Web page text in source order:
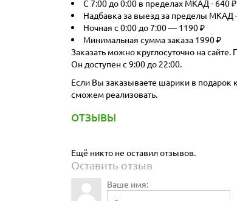
С 7:00 до 0:00 в пределах МКАД - 640 ₽
Надбавка за выезд за пределы МКАД
Ночная с 0:00 до 7:00 — 1190 ₽
Минимальная сумма заказа 1990 ₽
Заказать можно круглосуточно на
Он доступен с 9:00 до 22:00.
Если Вы заказываете шарики в подарок
сможем реализовать.
ОТЗЫВЫ
Ещё никто не оставил отзывов.
Оставить отзыв
Ваше имя: